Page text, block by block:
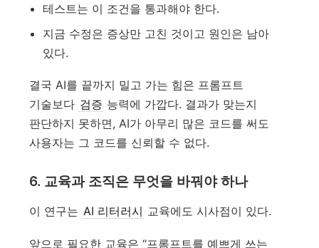
테스트는 이 조건을 통과해야 한다.
지금 수정은 증상만 고친 것이고 원인은 남아
있다.
결국 AI를 끝까지 밀고 가는 힘은 프롬프트
기술보다 검증 능력에 가깝다. 결과가 맞는지
판단하지 못하면, AI가 아무리 많은 코드를 써도
사용자는 그 코드를 신뢰할 수 없다.
6. 교육과 조직은 무엇을 바꿔야 하나
이 연구는 AI 리터러시 교육에도 시사점이 있다.
앞으로 필요한 교육은 “프롬프트를 예쁘게 쓰는